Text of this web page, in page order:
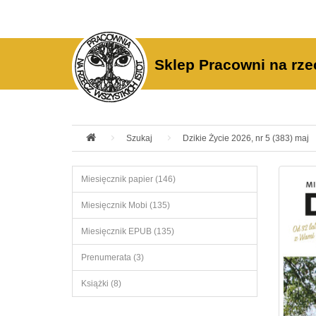
Sklep Pracowni na
Szukaj Dzikie Życie 2026, nr 5 (383) maj
Miesięcznik papier (146)
Miesięcznik Mobi (135)
Miesięcznik EPUB (135)
Prenumerata (3)
Książki (8)